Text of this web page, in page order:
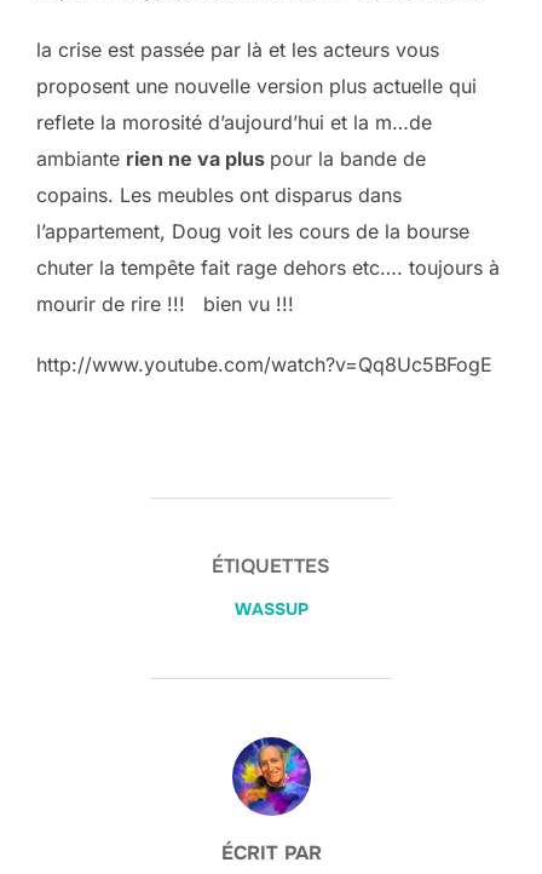
la crise est passée par là et les acteurs vous
proposent une nouvelle version plus actuelle qui
reflete la morosité d’aujourd’hui et la m…de
ambiante rien ne va plus pour la bande de
copains. Les meubles ont disparus dans
l’appartement, Doug voit les cours de la bourse
chuter la tempête fait rage dehors etc…. toujours à
mourir de rire !!! bien vu !!!
http://www.youtube.com/watch?v=Qq8Uc5BFogE
ÉTIQUETTES
WASSUP
AUTEUR DE LA PUBLICATION
ÉCRIT PAR